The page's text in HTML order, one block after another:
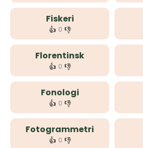
Fiskeri
👍 0 👎
Florentinsk
👍 0 👎
Fonologi
👍 0 👎
Fotogrammetri
👍 0 👎